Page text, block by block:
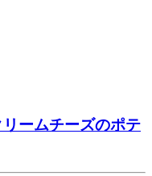
ームチーズのポテ